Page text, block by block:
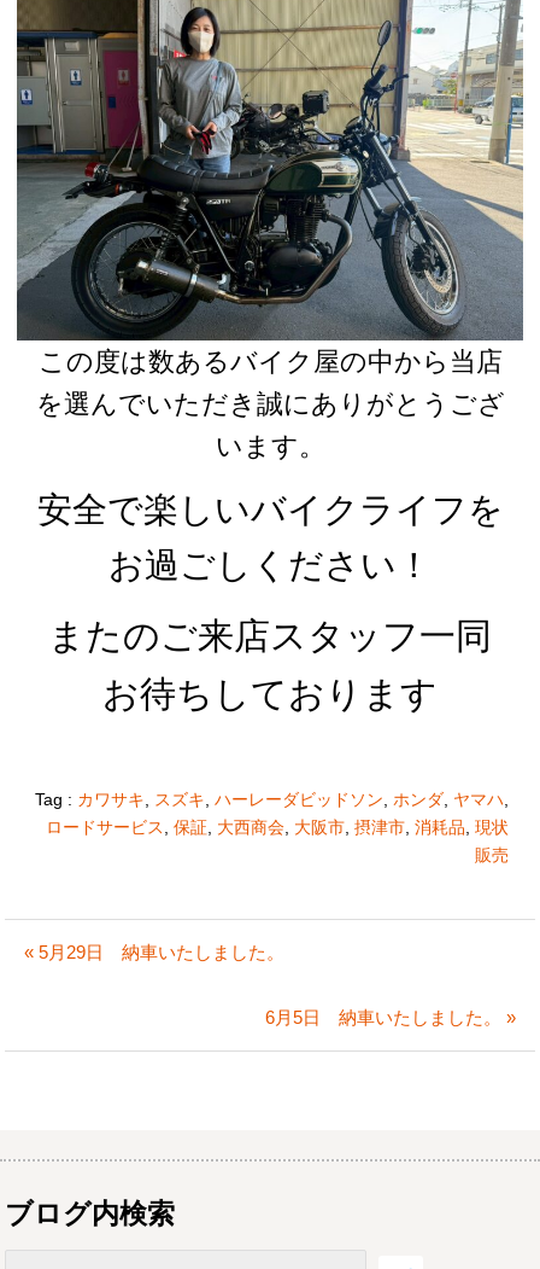
この度は数あるバイク屋の中から当店
を選んでいただき誠にありがとうござ
います。
安全で楽しいバイクライフを
お過ごしください！
またのご来店スタッフ一同
お待ちしております
Tag : カワサキ スズキ ハーレーダビッドソン ホンダ, ヤマハ
ロードサービス
保証, 大西商会, 大阪市, 摂津市, 消耗品 現状
販売
« 5月29日 納車いたしました。
6月5日 納車いたしました。 »
ブログ内検索